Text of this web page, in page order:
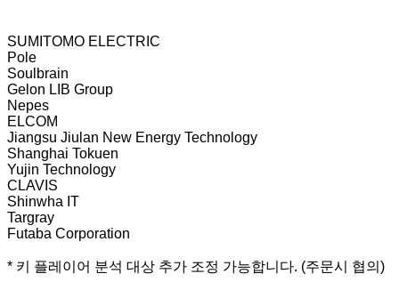
SUMITOMO ELECTRIC
Pole
Soulbrain
Gelon LIB Group
Nepes
ELCOM
Jiangsu Jiulan New Energy Technology
Shanghai Tokuen
Yujin Technology
CLAVIS
Shinwha IT
Targray
Futaba Corporation
* 키 플레이어 분석 대상 추가 조정 가능합니다. (주문시 협의)